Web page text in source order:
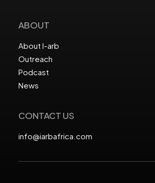
ABOUT
About I-arb
Outreach
Podcast
News
CONTACT US
info@iarbafrica.com